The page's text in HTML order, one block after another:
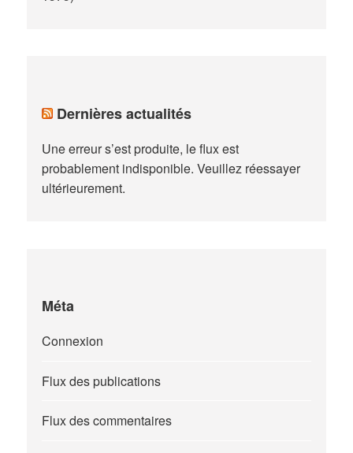
Dernières actualités
Une erreur s’est produite, le flux est
probablement indisponible. Veuillez réessayer
ultérieurement.
Méta
Connexion
Flux des publications
Flux des commentaires